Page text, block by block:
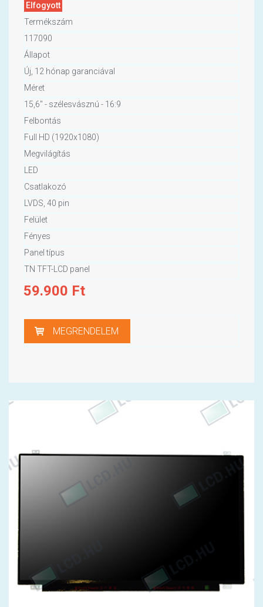
Elfogyott
Termékszám
117090
Állapot
Új, 12 hónap garanciával
Méret
15,6" - szélesvásznú - 16:9
Felbontás
Full HD (1920x1080)
Megvilágítás
LED
Csatlakozó
LVDS, 40 pin
Felület
Fényes
Panel típus
TN TFT-LCD panel
59.900 Ft
MEGRENDELEM